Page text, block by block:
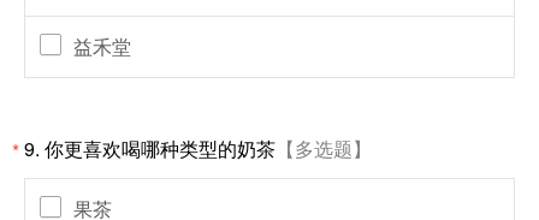
益禾堂
*9. 你更喜欢喝哪种类型的奶茶 【多选题】
果茶